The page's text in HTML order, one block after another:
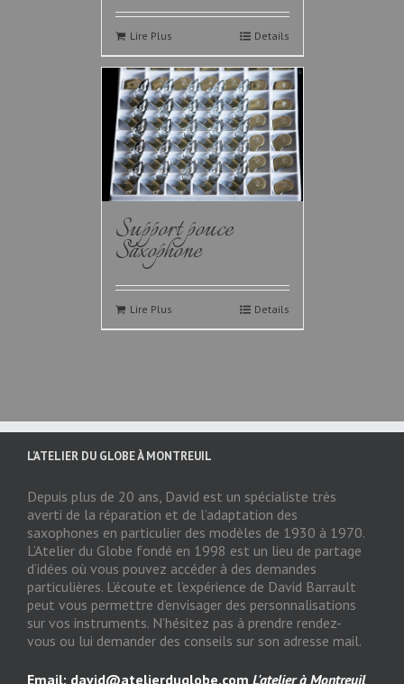
Lire Plus Details
Support pouce
Saxophone
Lire Plus Details
L’ATELIER DU GLOBE À MONTREUIL
Depuis plus de 20 ans, David est un spécialiste très
averti de la réparation et de l’adaptation des
saxophones en particulier des modèles de 1930 à 1970.
L’Atelier du Globe fondé en 1998 est un lieu de partage
d’idées où vous pouvez accéder à des demandes
particulières. L’écoute et l’expérience de David Barrault
peut vous permettre d’envisager des personnalisations
sur vos instruments. N’hésitez pas à prendre rendez-
vous ou lui demander des conseils sur son adresse mail.
Email: david@atelierduglobe.com L'atelier à Montreuil